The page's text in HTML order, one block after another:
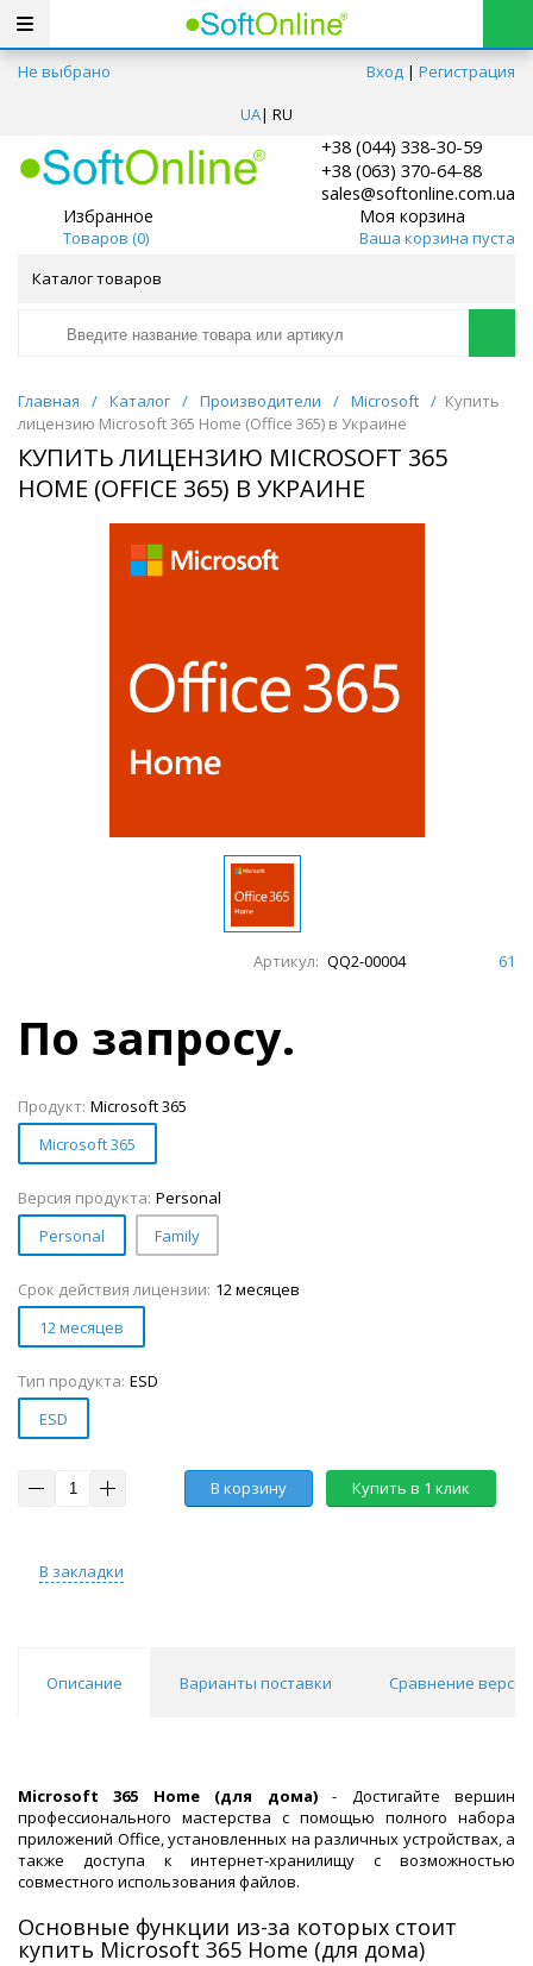
Не выбрано Вход | Регистрация
UA| RU
+38 (044) 338-30-59
+38 (063) 370-64-88
sales@softonline.com.ua
Избранное
Товаров (0)
Моя корзина
Ваша корзина пуста
Каталог товаров
Главная / Каталог / Производители / Microsoft / Купить
лицензию Microsoft 365 Home (Office 365) в Украине
КУПИТЬ ЛИЦЕНЗИЮ MICROSOFT 365
HOME (OFFICE 365) В УКРАИНЕ
Артикул: QQ2-00004 61
По запросу.
Продукт: Microsoft 365
Microsoft 365
Версия продукта: Personal
Personal
Family
Срок действия лицензии: 12 месяцев
12 месяцев
Тип продукта: ESD
ESD
В корзину Купить в 1 клик
В закладки
Описание Варианты поставки Сравнение версий
Microsoft 365 Home (для дома)- Достигайте вершин
профессионального мастерства с помощью полного набора
приложений Office, установленных на различных устройствах, а
также доступа к интернет-хранилищу с возможностью
совместного использования файлов.
Основные функции из-за которых стоит
купить Microsoft 365 Home (для дома)